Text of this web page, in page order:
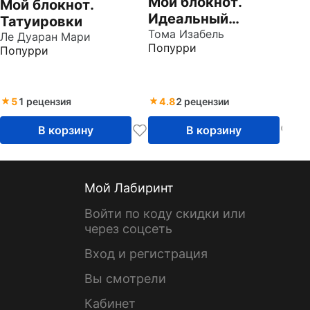
Мой блокнот.
Татуировки
Ле Дуаран Мари
Попурри
51 рецензия
В корзину
Идеальный
гардероб
Тома Изабель
Попурри
4.82 рецензии
В корзину
Мой Лабиринт
Войти по коду скидки или
через соцсеть
Вход и регистрация
Вы смотрели
Кабинет